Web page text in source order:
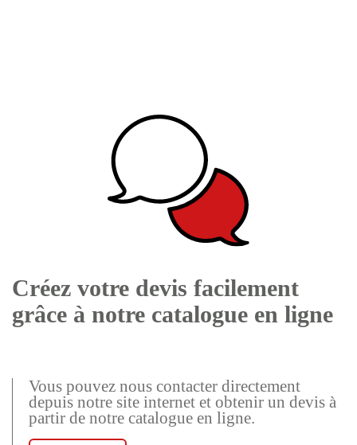
Créez votre devis facilement
grâce à notre catalogue en ligne
Vous pouvez nous contacter directement
depuis notre site internet et obtenir un devis à
partir de notre catalogue en ligne.